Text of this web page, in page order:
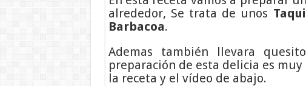
alrededor, Se trata de unos
Barbacoa.
Ademas también llevara
preparación de esta delicia es
la receta y el vídeo de abajo.